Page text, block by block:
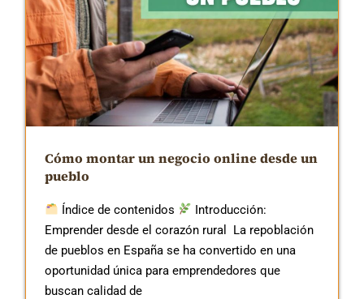
Cómo montar un negocio online desde un
pueblo
Índice de contenidos
Introducción:
Emprender desde el corazón rural La repoblación
de pueblos en España se ha convertido en una
oportunidad única para emprendedores que
buscan calidad de